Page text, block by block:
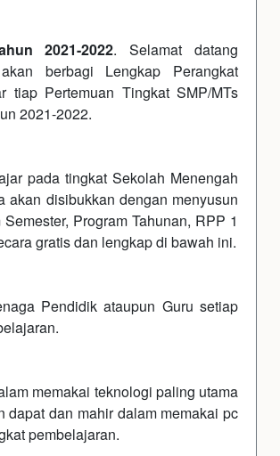
2021-2022. Selamat datang
berbagi Lengkap Perangkat
tiap Pertemuan Tingkat SMP/MTs
2021-2022.
pada tingkat Sekolah Menengah
akan disibukkan dengan menyusun
Program Tahunan, RPP 1
gratis dan lengkap di bawah ini.
Pendidik ataupun Guru setiap
memakai teknologi paling utama
dapat dan mahir dalam memakai pc
pembelajaran.